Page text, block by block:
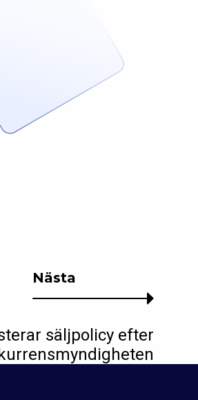
Nästa
säljpolicy efter